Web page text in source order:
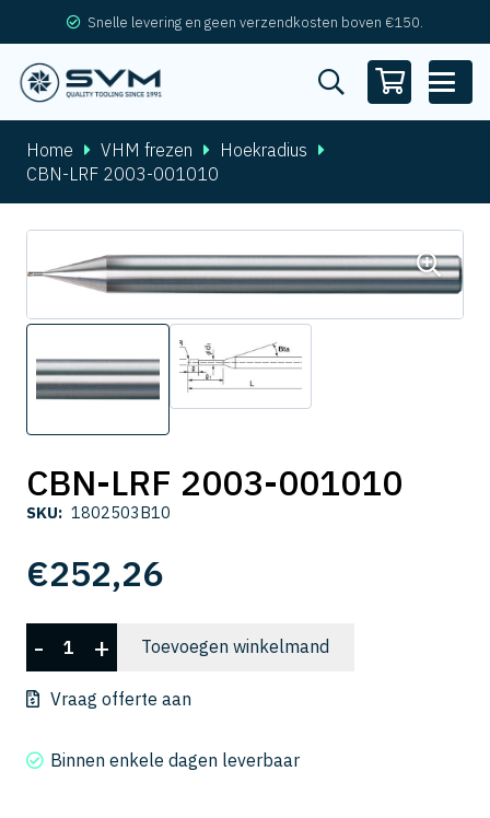
Snelle levering en geen verzendkosten boven €150.
Home VHM frezen
Hoekradius
CBN-LRF 2003-001010
CBN-LRF 2003-001010
SKU: 1802503B10
€252,26
CBN-
LRF
2003-
aantal
- + Toevoegen winkelmand
Vraag offerte aan
Binnen enkele dagen leverbaar